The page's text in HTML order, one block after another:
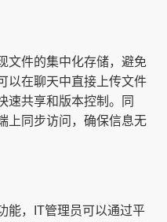
文件的集中化存储，避免
以在聊天中直接上传文件
速共享和版本控制。同
上同步访问，确保信息无
能，IT管理员可以通过平